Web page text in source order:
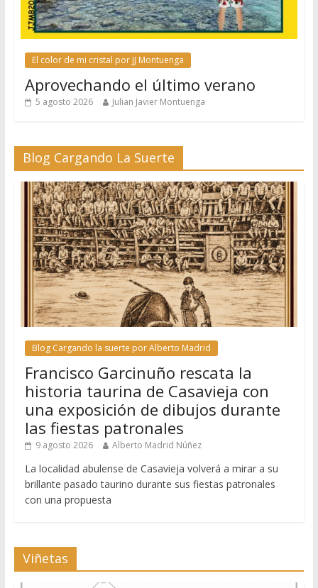
El color de mi cristal por JJ Montuenga
Aprovechando el último verano
5 agosto 2026 Julian Javier Montuenga
Blog Cargando La Suerte
Blog Cargando la suerte por Alberto Madrid
Francisco Garcinuño rescata la
historia taurina de Casavieja con
una exposición de dibujos durante
las fiestas patronales
9 agosto 2026 Alberto Madrid Núñez
La localidad abulense de Casavieja volverá a mirar a su
brillante pasado taurino durante sus fiestas patronales
con una propuesta
Viñetas